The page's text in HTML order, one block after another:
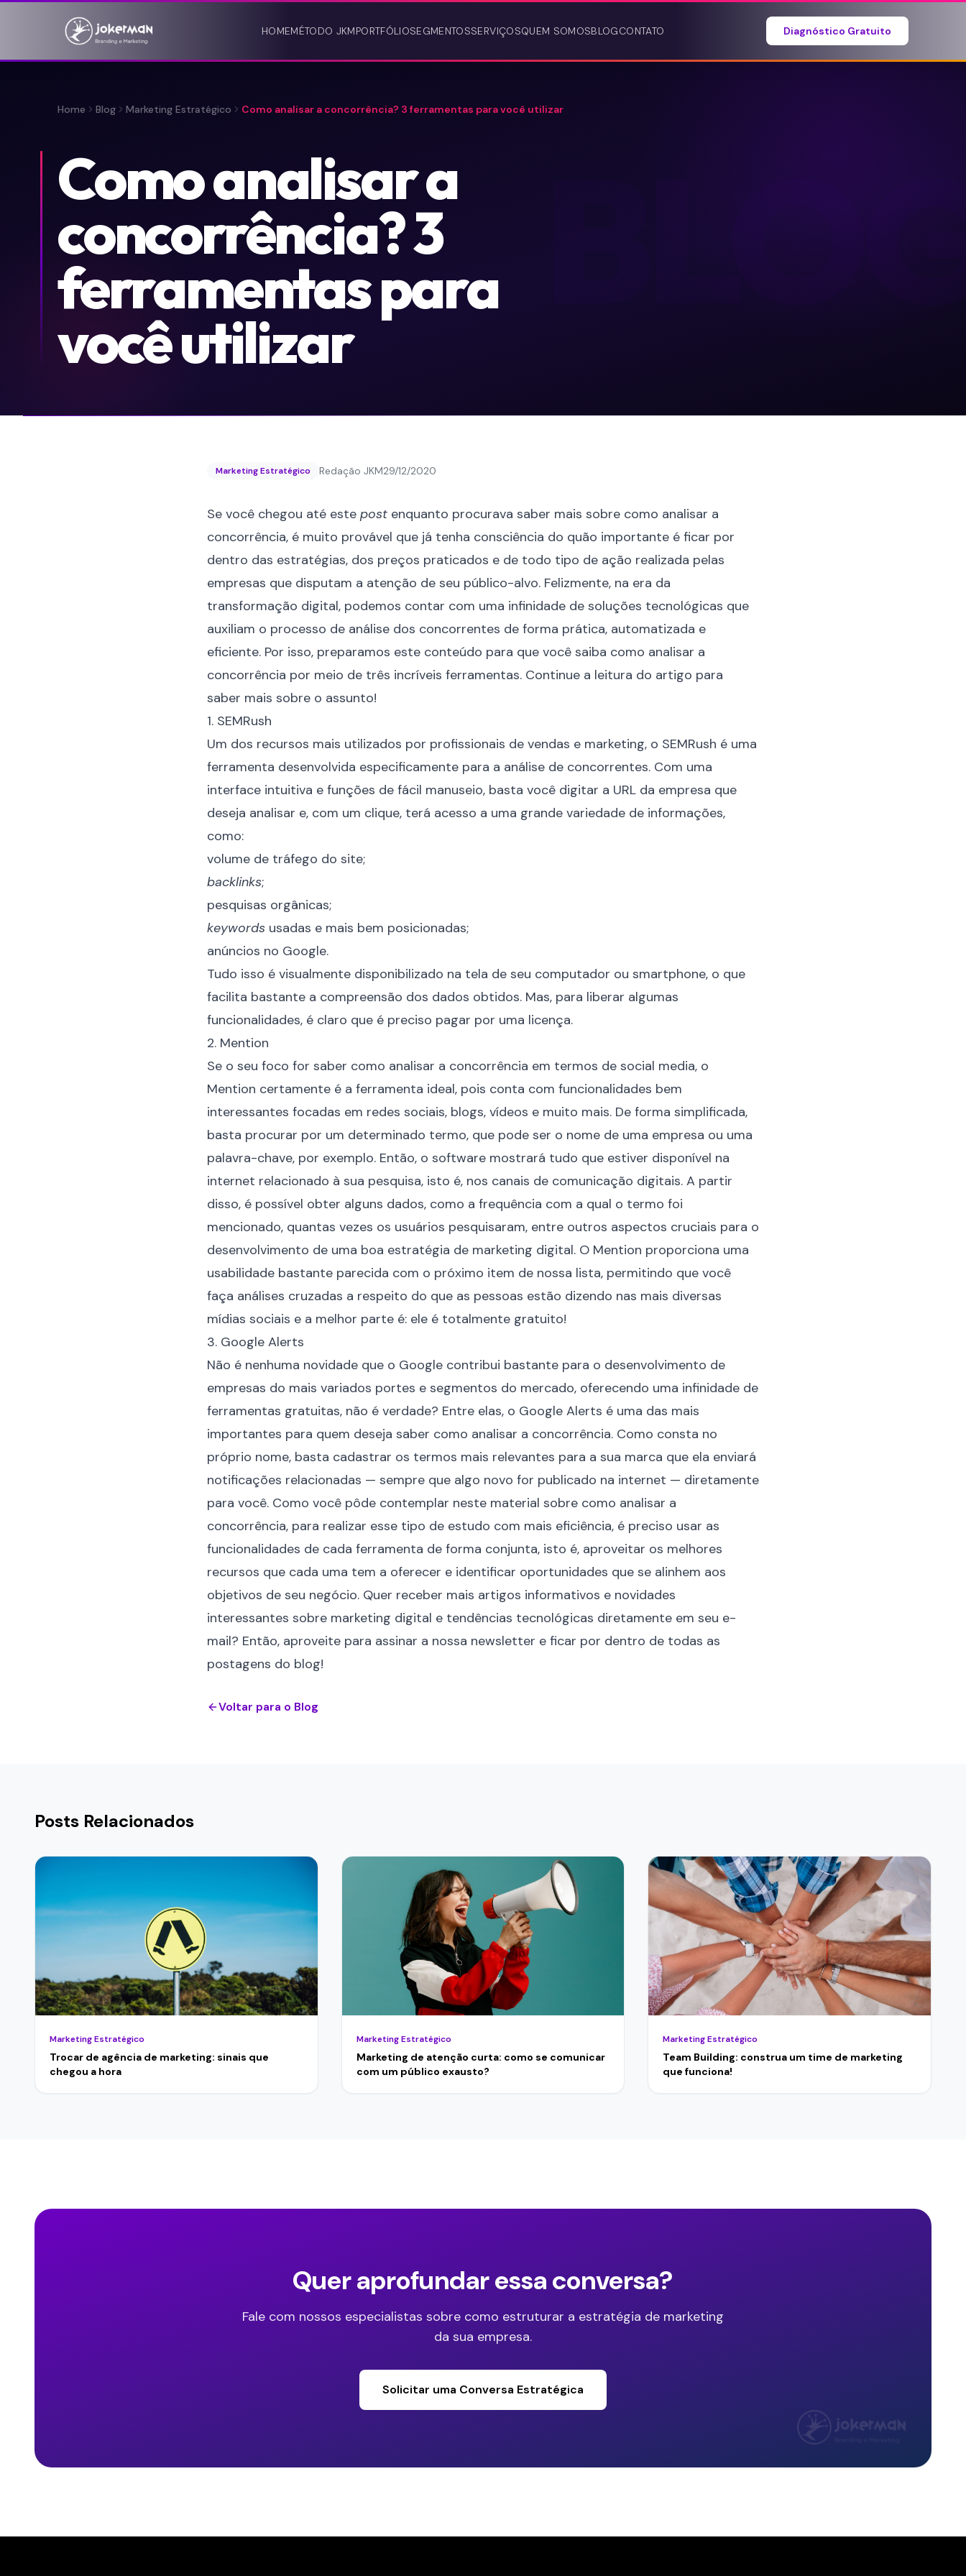
HOMEMÉTODO JKMPORTFÓLIOSEGMENTOSSERVIÇOSQUEM SOMOSBLOGCONTATO Diagnóstico Gratuito
Home Blog Marketing Estratégico Como analisar a concorrência? 3 ferramentas para você utilizar
Como analisar a
concorrência? 3
ferramentas para
você utilizar
Marketing Estratégico Redação JKM29/12/2020
Se você chegou até este post enquanto procurava saber mais sobre como analisar a
concorrência, é muito provável que já tenha consciência do quão importante é ficar por
dentro das estratégias, dos preços praticados e de todo tipo de ação realizada pelas
empresas que disputam a atenção de seu público-alvo. Felizmente, na era da
transformação digital, podemos contar com uma infinidade de soluções tecnológicas que
auxiliam o processo de análise dos concorrentes de forma prática, automatizada e
eficiente. Por isso, preparamos este conteúdo para que você saiba como analisar a
concorrência por meio de três incríveis ferramentas. Continue a leitura do artigo para
saber mais sobre o assunto!
1. SEMRush
Um dos recursos mais utilizados por profissionais de vendas e marketing, o SEMRush é uma
ferramenta desenvolvida especificamente para a análise de concorrentes. Com uma
interface intuitiva e funções de fácil manuseio, basta você digitar a URL da empresa que
deseja analisar e, com um clique, terá acesso a uma grande variedade de informações,
como:
volume de tráfego do site;
backlinks;
pesquisas orgânicas;
keywords usadas e mais bem posicionadas;
anúncios no Google.
Tudo isso é visualmente disponibilizado na tela de seu computador ou smartphone, o que
facilita bastante a compreensão dos dados obtidos. Mas, para liberar algumas
funcionalidades, é claro que é preciso pagar por uma licença.
2. Mention
Se o seu foco for saber como analisar a concorrência em termos de social media, o
Mention certamente é a ferramenta ideal, pois conta com funcionalidades bem
interessantes focadas em redes sociais, blogs, vídeos e muito mais. De forma simplificada,
basta procurar por um determinado termo, que pode ser o nome de uma empresa ou uma
palavra-chave, por exemplo. Então, o software mostrará tudo que estiver disponível na
internet relacionado à sua pesquisa, isto é, nos canais de comunicação digitais. A partir
disso, é possível obter alguns dados, como a frequência com a qual o termo foi
mencionado, quantas vezes os usuários pesquisaram, entre outros aspectos cruciais para o
desenvolvimento de uma boa estratégia de marketing digital. O Mention proporciona uma
usabilidade bastante parecida com o próximo item de nossa lista, permitindo que você
faça análises cruzadas a respeito do que as pessoas estão dizendo nas mais diversas
mídias sociais e a melhor parte é: ele é totalmente gratuito!
3. Google Alerts
Não é nenhuma novidade que o Google contribui bastante para o desenvolvimento de
empresas do mais variados portes e segmentos do mercado, oferecendo uma infinidade de
ferramentas gratuitas, não é verdade? Entre elas, o Google Alerts é uma das mais
importantes para quem deseja saber como analisar a concorrência. Como consta no
próprio nome, basta cadastrar os termos mais relevantes para a sua marca que ela enviará
notificações relacionadas — sempre que algo novo for publicado na internet — diretamente
para você. Como você pôde contemplar neste material sobre como analisar a
concorrência, para realizar esse tipo de estudo com mais eficiência, é preciso usar as
funcionalidades de cada ferramenta de forma conjunta, isto é, aproveitar os melhores
recursos que cada uma tem a oferecer e identificar oportunidades que se alinhem aos
objetivos de seu negócio. Quer receber mais artigos informativos e novidades
interessantes sobre marketing digital e tendências tecnológicas diretamente em seu e-
mail? Então, aproveite para assinar a nossa newsletter e ficar por dentro de todas as
postagens do blog!
Voltar para o Blog
Posts Relacionados
Marketing Estratégico
Trocar de agência de marketing: sinais que
chegou a hora
Marketing Estratégico
Marketing de atenção curta: como se comunicar
com um público exausto?
Marketing Estratégico
Team Building: construa um time de marketing
que funciona!
Quer aprofundar essa conversa?
Fale com nossos especialistas sobre como estruturar a estratégia de marketing
da sua empresa.
Solicitar uma Conversa Estratégica